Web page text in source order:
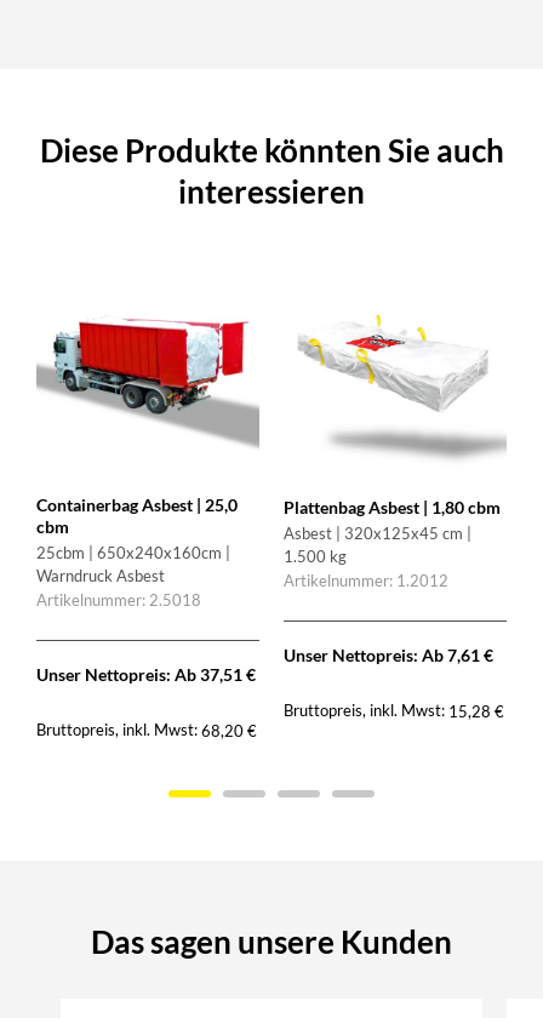
Diese Produkte könnten Sie auch
interessieren
Containerbag Asbest | 25,0
cbm
25cbm | 650x240x160cm |
Warndruck Asbest
Artikelnummer: 2.5018
Unser Nettopreis: Ab37,51€
Bruttopreis, inkl. Mwst: 68,20€
Plattenbag Asbest | 1,80 cbm
Asbest | 320x125x45 cm |
1.500 kg
Artikelnummer: 1.2012
Unser Nettopreis: Ab7,61€
Bruttopreis, inkl. Mwst: 15,28 €
Das sagen unsere Kunden